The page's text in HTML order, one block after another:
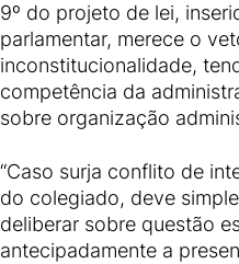
9º do projeto de lei,
parlamentar, merece o
inconstitucionalidade,
competência da
sobre organização
“Caso surja conflito de
do colegiado, deve
deliberar sobre questão
antecipadamente a